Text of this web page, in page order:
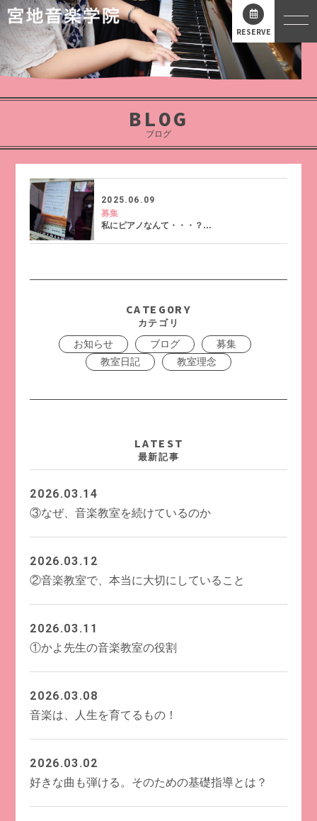
RESERVE
BLOG
ブログ
2025.06.09
募集
私にピアノなんて・・・？…
CATEGORY
カテゴリ
お知らせ ブログ
募集
教室日記
教室理念
LATEST
最新記事
2026.03.14
③なぜ、音楽教室を続けているのか
2026.03.12
②音楽教室で、本当に大切にしていること
2026.03.11
①かよ先生の音楽教室の役割
2026.03.08
音楽は、人生を育てるもの！
2026.03.02
好きな曲も弾ける。そのための基礎指導とは？